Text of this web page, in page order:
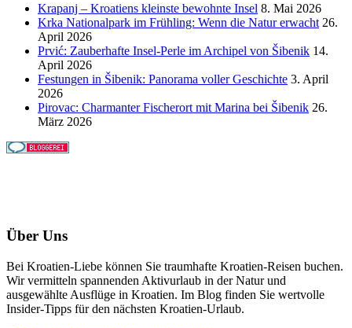
Krapanj – Kroatiens kleinste bewohnte Insel 8. Mai 2026
Krka Nationalpark im Frühling: Wenn die Natur erwacht 26.
April 2026
Prvić: Zauberhafte Insel-Perle im Archipel von Šibenik 14.
April 2026
Festungen in Šibenik: Panorama voller Geschichte 3. April
2026
Pirovac: Charmanter Fischerort mit Marina bei Šibenik 26.
März 2026
Über Uns
Bei Kroatien-Liebe können Sie traumhafte Kroatien-Reisen buchen.
Wir vermitteln spannenden Aktivurlaub in der Natur und
ausgewählte Ausflüge in Kroatien. Im Blog finden Sie wertvolle
Insider-Tipps für den nächsten Kroatien-Urlaub.